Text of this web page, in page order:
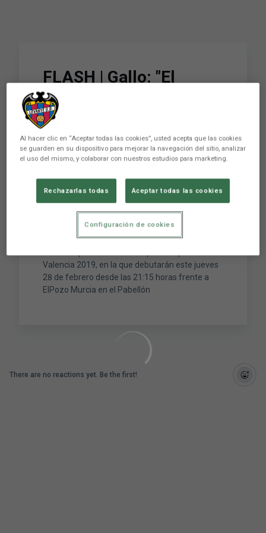
FLASH | Gallo: "El
Levante UD FS cuenta
con todos sus
aficionados para
celebrar un gran
espectáculo en la Copa"
El jugador del Levante UD Fútbol Sala Gallo hizo
un llamamiento a los aficionados granotas de
Valencia 2019, en la que debutarán este jueves
28 de febrero desde las 21:15 horas frente a
ElPozo Murcia en el Pabellón
There are no reactions yet. Be the first!
Al hacer clic en “Aceptar todas las cookies”, usted acepta que las cookies
se guarden en su dispositivo para mejorar la navegación del sitio, analizar
el uso del mismo, y colaborar con nuestros estudios para marketing.
Rechazarlas todas Aceptar todas las cookies
Configuración de cookies